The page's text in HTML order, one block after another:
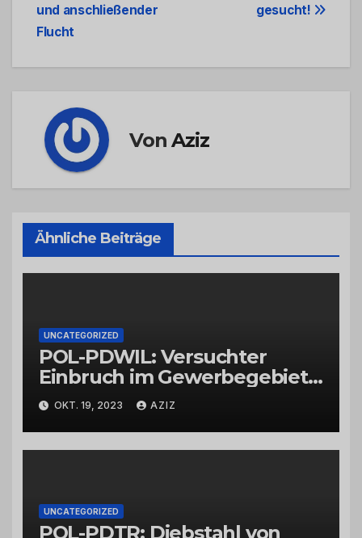
gesucht!
und anschließender
Flucht
VonAziz
Ähnliche Beiträge
UNCATEGORIZED
POL-PDWIL: Versuchter
Einbruch im Gewerbegebiet
Wittlich
OKT. 19, 2023 AZIZ
UNCATEGORIZED
POL-PDTR: Diebstahl von